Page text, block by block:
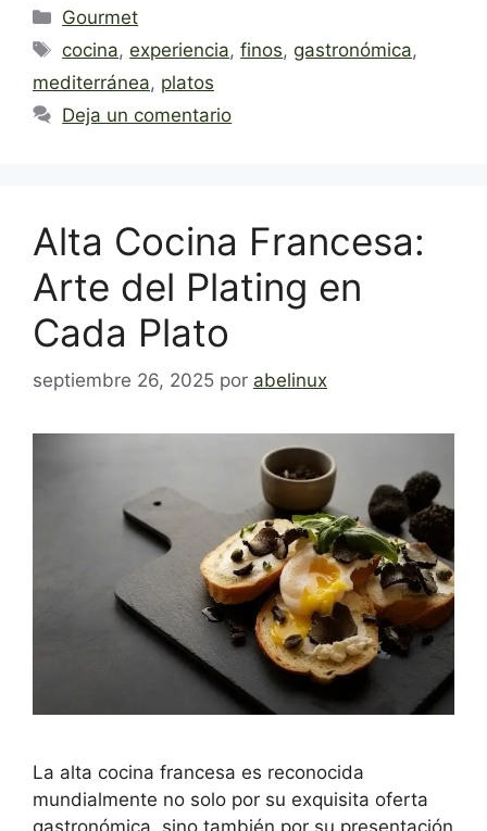
Categorías
Gourmet
Etiquetas
cocina,experiencia,finos, gastronómica,
mediterránea, platos
Deja un comentario
Alta Cocina Francesa:
Arte del Plating en
Cada Plato
septiembre 26, 2025 por abelinux
La alta cocina francesa es reconocida
mundialmente no solo por su exquisita oferta